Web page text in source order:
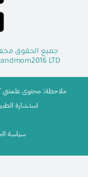
جميع الحقوق محفوظة2026 © لمؤسسة
LTD
ملاحظة: محتوى علمتني
استشارة
سياسة